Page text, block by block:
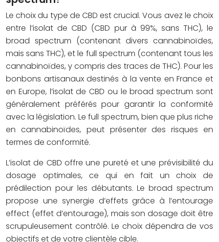
Le choix du type de CBD est crucial. Vous avez le choix
entre l’isolat de CBD (CBD pur à 99%, sans THC), le
broad spectrum (contenant divers cannabinoïdes,
mais sans THC), et le full spectrum (contenant tous les
cannabinoïdes, y compris des traces de THC). Pour les
bonbons artisanaux destinés à la vente en France et
en Europe, l’isolat de CBD ou le broad spectrum sont
généralement préférés pour garantir la conformité
avec la législation. Le full spectrum, bien que plus riche
en cannabinoïdes, peut présenter des risques en
termes de conformité.
L’isolat de CBD offre une pureté et une prévisibilité du
dosage optimales, ce qui en fait un choix de
prédilection pour les débutants. Le broad spectrum
propose une synergie d’effets grâce à l’entourage
effect (effet d’entourage), mais son dosage doit être
scrupuleusement contrôlé. Le choix dépendra de vos
objectifs et de votre clientèle cible.